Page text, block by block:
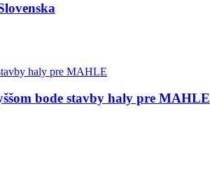
bode stavby haly pre MAHLE